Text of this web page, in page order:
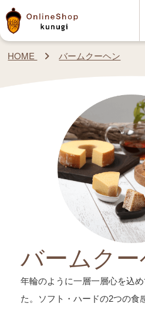
HOME バームクーヘン
バームクー
年輪のように一層一層心を込
た。ソフト・ハードの2つの食